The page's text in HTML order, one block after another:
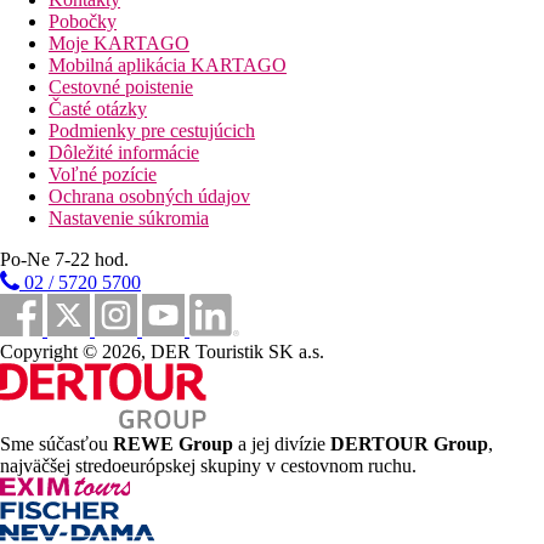
Pobyt v hoteli je možný bez stravy alebo s raňajkami
Vzdialenosti
39 km
Vzdialenosť od najbližšieho letiska
bazény
Ležadlá a slnečníky pri bazéne zadarmo
Bar pri bazéne
Fotogaléria
Pobočky
Moje KARTAGO
Mobilná aplikácia KARTAGO
Cestovné poistenie
Časté otázky
Podmienky pre cestujúcich
Dôležité informácie
Voľné pozície
Ochrana osobných údajov
Nastavenie súkromia
Po-Ne 7-22 hod.
02 / 5720 5700
Copyright © 2026, DER Touristik SK a.s.
Sme súčasťou REWE Group a jej divízie DERTOUR Group,
najväčšej stredoeurópskej skupiny v cestovnom ruchu.